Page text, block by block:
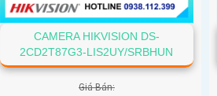
CAMERA HIKVISION DS-
2CD2T87G3-LIS2UY/SRBHUN
Giá Bán: